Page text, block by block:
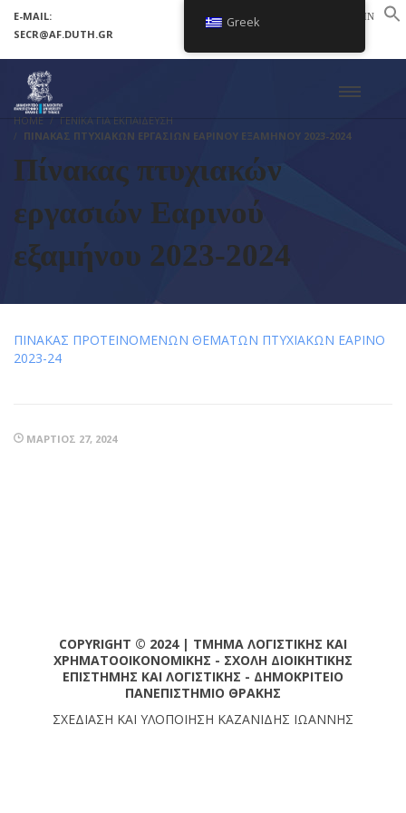
E-MAIL:
SECR@AF.DUTH.GR
LOGIN
HOME
ΓΕΝΙΚΑ ΓΙΑ ΕΚΠΑΙΔΕΥΣΗ
ΠΊΝΑΚΑΣ ΠΤΥΧΙΑΚΏΝ ΕΡΓΑΣΙΏΝ ΕΑΡΙΝΟΎ ΕΞΑΜΉΝΟΥ 2023-2024
Πίνακας πτυχιακών
εργασιών Εαρινού
εξαμήνου 2023-2024
ΠΙΝΑΚΑΣ ΠΡΟΤΕΙΝΟΜΕΝΩΝ ΘΕΜΑΤΩΝ ΠΤYXIAKΩΝ ΕΑΡΙΝΟ
2023-24
ΜΆΡΤΙΟΣ 27, 2024
COPYRIGHT © 2024 | ΤΜΗΜΑ ΛΟΓΙΣΤΙΚΗΣ ΚΑΙ
ΧΡΗΜΑΤΟΟΙΚΟΝΟΜΙΚΗΣ - ΣΧΟΛΗ ΔΙΟΙΚΗΤΙΚΗΣ
ΕΠΙΣΤΗΜΗΣ ΚΑΙ ΛΟΓΙΣΤΙΚΗΣ - ΔΗΜΟΚΡΙΤΕΙΟ
ΠΑΝΕΠΙΣΤΗΜΙΟ ΘΡΑΚΗΣ
ΣΧΕΔΙΑΣΗ ΚΑΙ ΥΛΟΠΟΙΗΣΗ ΚΑΖΑΝΙΔΗΣ ΙΩΑΝΝΗΣ
Greek